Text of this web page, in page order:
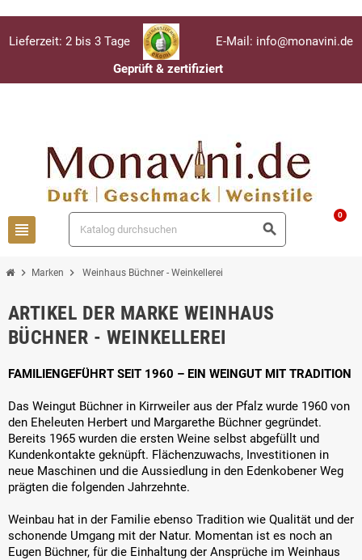
Lieferzeit: 2 bis 3 Tage
E-Mail: info@monavini.de
Geprüft & zertifiziert
view_headline search
personAnmelden 0
chevron_right Marken chevron_right Weinhaus Büchner - Weinkellerei
ARTIKEL DER MARKE WEINHAUS
BÜCHNER - WEINKELLEREI
FAMILIENGEFÜHRT SEIT 1960 – EIN WEINGUT MIT TRADITION
Das Weingut Büchner in Kirrweiler aus der Pfalz wurde 1960 von
den Eheleuten Herbert und Margarethe Büchner gegründet.
Bereits 1965 wurden die ersten Weine selbst abgefüllt und
Kundenkontakte geknüpft. Flächenzuwachs, Investitionen in
neue Maschinen und die Aussiedlung in den Edenkobener Weg
prägten die folgenden Jahrzehnte.
Weinbau hat in der Familie ebenso Tradition wie Qualität und der
schonende Umgang mit der Natur. Momentan ist es noch an
Eugen Büchner, für die Einhaltung der Ansprüche im Weinhaus